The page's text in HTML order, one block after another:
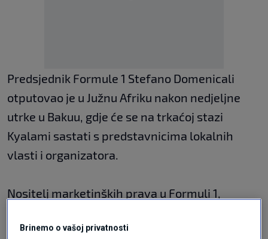
Predsjednik Formule 1 Stefano Domenicali
otputovao je u Južnu Afriku nakon nedjeljne
utrke u Bakuu, gdje će se na trkaćoj stazi
Kyalami sastati s predstavnicima lokalnih
vlasti i organizatora.
Nositelj marketinških prava u Formuli 1,
afričke utrke u kalendar SP-a, a prema nekim
Brinemo o vašoj privatnosti